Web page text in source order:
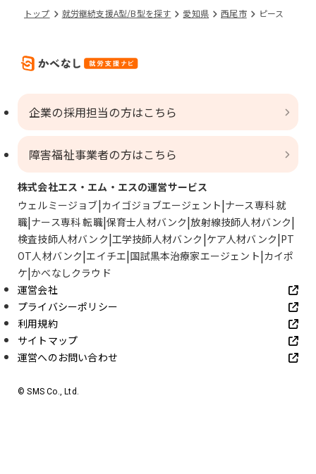
トップ 就労継続支援A型/B型を探す 愛知県 西尾市 ピース
企業の採用担当の方はこちら
障害福祉事業者の方はこちら
株式会社エス・エム・エスの運営サービス
ウェルミージョブ カイゴジョブエージェント ナース専科 就
職 ナース専科 転職 保育士人材バンク 放射線技師人材バンク
検査技師人材バンク 工学技師人材バンク ケア人材バンク PT
OT人材バンク エイチエ 国試黒本治療家エージェント カイポ
ケ かべなしクラウド
運営会社
プライバシーポリシー
利用規約
サイトマップ
運営へのお問い合わせ
© SMS Co., Ltd.